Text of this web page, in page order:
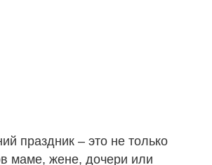
праздник – это не только
маме, жене, дочери или